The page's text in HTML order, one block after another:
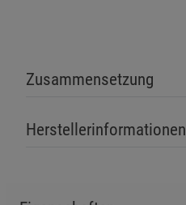
Zusammensetzung
Herstellerinformationen